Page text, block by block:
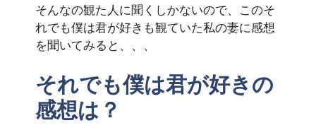
そんなの観た人に聞くしかないので、このそ
れでも僕は君が好きも観ていた私の妻に感想
を聞いてみると、、、
それでも僕は君が好きの
感想は？